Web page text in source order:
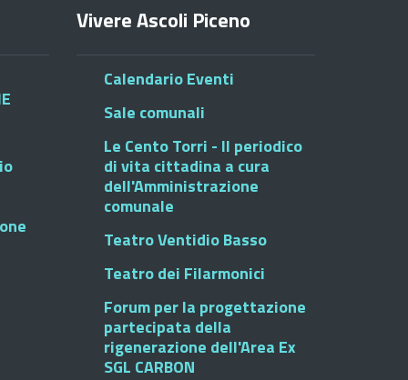
Vivere Ascoli Piceno
Calendario Eventi
Sale comunali
Le Cento Torri - Il periodico
di vita cittadina a cura
dell'Amministrazione
comunale
Teatro Ventidio Basso
Teatro dei Filarmonici
Forum per la progettazione
partecipata della
rigenerazione dell'Area Ex
SGL CARBON